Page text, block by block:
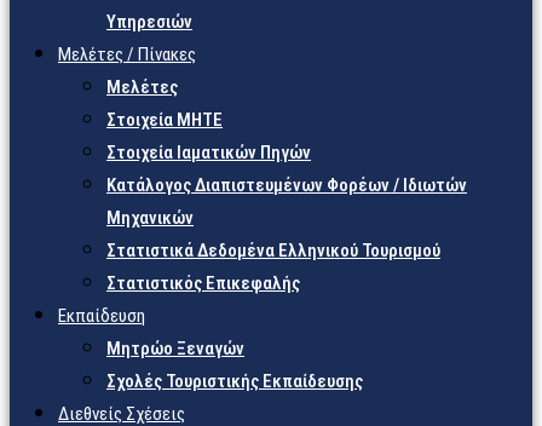
Υπηρεσιών
Μελέτες / Πίνακες
Μελέτες
Στοιχεία ΜΗΤΕ
Στοιχεία Ιαματικών Πηγών
Κατάλογος Διαπιστευμένων Φορέων / Ιδιωτών
Μηχανικών
Στατιστικά Δεδομένα Ελληνικού Τουρισμού
Στατιστικός Επικεφαλής
Εκπαίδευση
Μητρώο Ξεναγών
Σχολές Τουριστικής Εκπαίδευσης
Διεθνείς Σχέσεις